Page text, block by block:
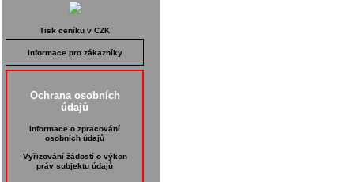
Tisk ceníku v CZK
Informace pro zákazníky
Ochrana osobních
údajů
Informace o zpracování
osobních údajů
Vyřizování žádostí o výkon
práv subjektu údajů